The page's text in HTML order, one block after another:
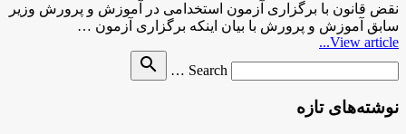
نقض قانون با برگزاری آزمون استخدامی در آموزش و پرورش وزیر
سابق آموزش و پرورش با بیان اینکه برگزاری آزمون …
View article...
Search …
search
نوشته‌های تازه